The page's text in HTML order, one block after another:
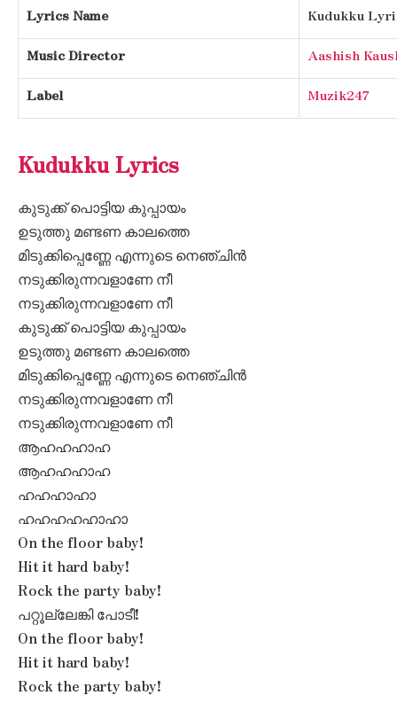
Lyrics Name Kudukku
Music Director Aashish
Label Muzik247
Kudukku Lyrics
കുടുക്ക് പൊട്ടിയ കുപ്പായം
ഉടുത്തു മണ്ടണ കാലത്തെ
മിടുക്കിപ്പെണ്ണേ എന്നുടെ നെഞ്ചിൻ
നടുക്കിരുന്നവളാണേ നീ
നടുക്കിരുന്നവളാണേ നീ
കുടുക്ക് പൊട്ടിയ കുപ്പായം
ഉടുത്തു മണ്ടണ കാലത്തെ
മിടുക്കിപ്പെണ്ണേ എന്നുടെ നെഞ്ചിൻ
നടുക്കിരുന്നവളാണേ നീ
നടുക്കിരുന്നവളാണേ നീ
ആഹഹഹാഹ
ആഹഹഹാഹ
ഹഹഹാഹാ
ഹഹഹഹഹാഹാ
On the floor baby!
Hit it hard baby!
Rock the party baby!
പറ്റൂല്ലേങ്കി പോടീ!
On the floor baby!
Hit it hard baby!
Rock the party baby!